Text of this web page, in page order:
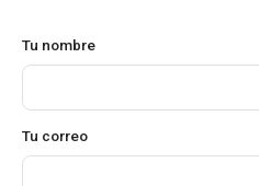
Tu nombre
Tu correo